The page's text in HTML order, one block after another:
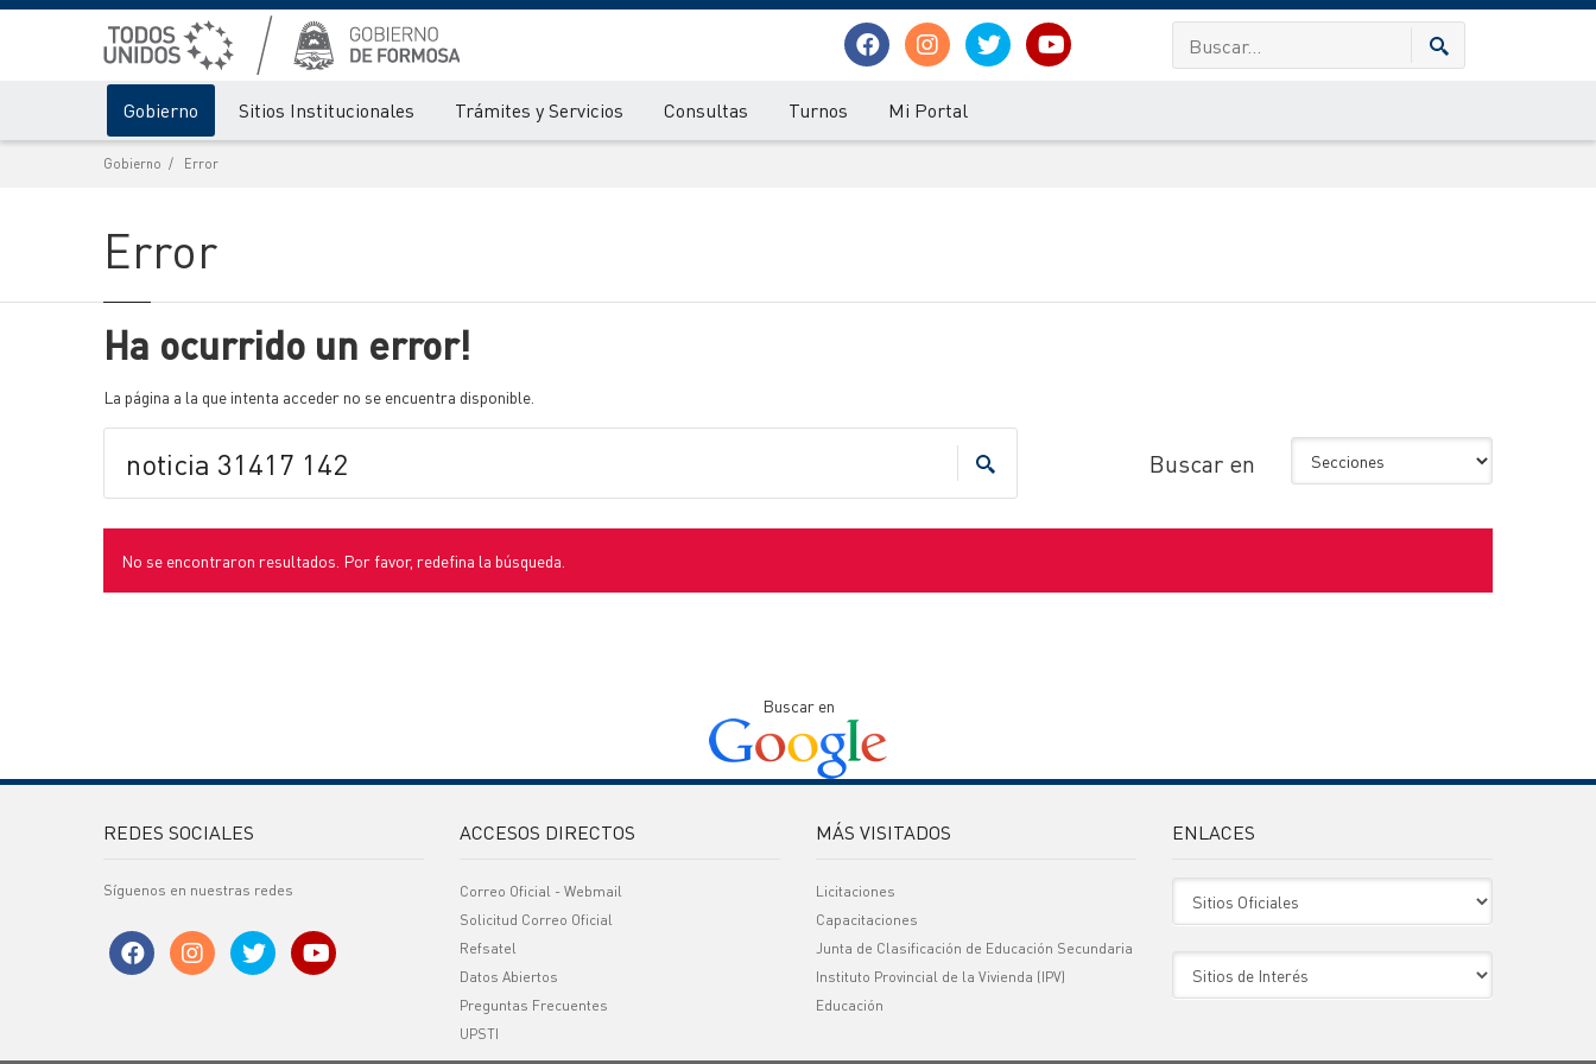
Gobierno Sitios Institucionales Trámites y Servicios Consultas Turnos Mi Portal
Gobierno Error
Error
Ha ocurrido un error!
La página a la que intenta acceder no se encuentra disponible.
Buscar en
No se encontraron resultados. Por favor, redefina la búsqueda.
Buscar en
REDES SOCIALES
Síguenos en nuestras redes
ACCESOS DIRECTOS
Correo Oficial - Webmail
Solicitud Correo Oficial
Refsatel
Datos Abiertos
Preguntas Frecuentes
UPSTI
MÁS VISITADOS
Licitaciones
Capacitaciones
Junta de Clasificación de Educación Secundaria
Instituto Provincial de la Vivienda (IPV)
Educación
ENLACES